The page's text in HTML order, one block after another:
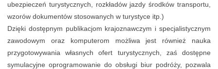
ubezpieczeń turystycznych, rozkładów jazdy środków transportu,
wzorów dokumentów stosowanych w turystyce itp.)
Dzięki dostępnym publikacjom krajoznawczym i specjalistycznym
zawodowym oraz komputerom możliwa jest również nauka
przygotowywania własnych ofert turystycznych, zaś dostępne
symulacyjne oprogramowanie do obsługi biur podróży, pozwala